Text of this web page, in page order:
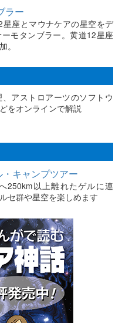
ラー
星座とマウナケアの星空をデ
モタンブラー。黄道12星座
。
アストロアーツのソフトウ
をオンラインで解説
キャンプツアー
250km以上離れたゲルに連
セ群や星空を楽しめます